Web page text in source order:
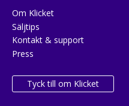
Om Klicket
Säljtips
Kontakt & support
Press
Tyck till om Klicket